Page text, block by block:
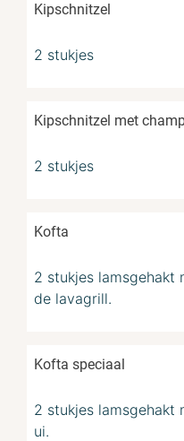
Kipschnitzel
2 stukjes
Kipschnitzel met
2 stukjes
Kofta
2 stukjes lamsgehakt
de lavagrill.
Kofta speciaal
2 stukjes lamsgehakt
ui.